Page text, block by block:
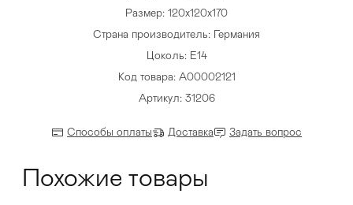
Размер: 120х120х170
Страна производитель: Германия
Цоколь: E14
Код товара: A00002121
Артикул: 31206
Способы оплаты Доставка Задать вопрос
Похожие товары